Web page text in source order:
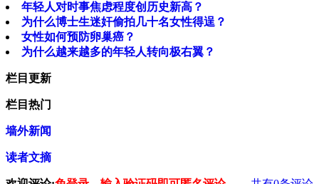
年轻人对时事焦虑程度创历史新高？
为什么博士生迷奸偷拍几十名女性得逞？
女性如何预防卵巢癌？
为什么越来越多的年轻人转向极右翼？
栏目更新
栏目热门
墙外新闻
读者文摘